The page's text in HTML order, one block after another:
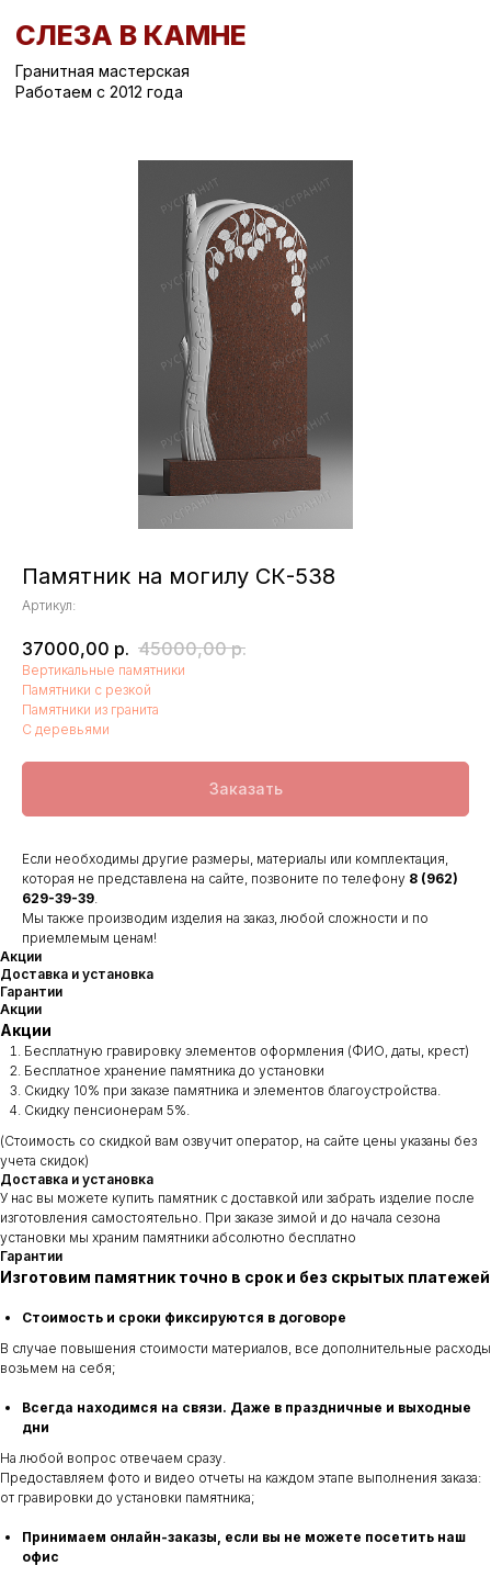
СЛЕЗА В КАМНЕ
Работаем с 2012 года
Вернуться назад / Вертикальные памятники на могилу
Памятник на могилу СК-538
Памятник на могилу СК-538
Артикул:
37000,00 р. 45000,00 р.
Вертикальные памятники
Памятники с резкой
Памятники из гранита
С деревьями
Заказать
Если необходимы другие размеры, материалы или комплектация,
которая не представлена на сайте, позвоните по телефону 8 (962)
629-39-39
Мы также производим изделия на заказ, любой сложности и по
приемлемым ценам!
Акции
Доставка и установка
Гарантии
Акции
Акции
Бесплатную гравировку элементов оформления (ФИО, даты, крест)
Бесплатное хранение памятника до установки
Скидку 10% при заказе памятника и элементов благоустройства.
Скидку пенсионерам 5%.
(Стоимость со скидкой вам озвучит оператор, на сайте цены указаны без
учета скидок)
Доставка и установка
У нас вы можете купить памятник с доставкой или забрать изделие после
изготовления самостоятельно. При заказе зимой и до начала сезона
установки мы храним памятники абсолютно бесплатно
Гарантии
Изготовим памятник точно в срок и без скрытых платежей
Стоимость и сроки фиксируются в договоре
В случае повышения стоимости материалов, все дополнительные расходы
возьмем на себя;
Всегда находимся на связи. Даже в праздничные и выходные
дни
На любой вопрос отвечаем сразу.
Предоставляем фото и видео отчеты на каждом этапе выполнения заказа:
от гравировки до установки памятника;
Принимаем онлайн-заказы, если вы не можете посетить наш
офис